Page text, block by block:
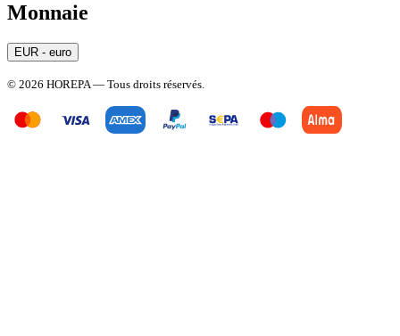
Monnaie
EUR - euro
© 2026 HOREPA — Tous droits réservés.